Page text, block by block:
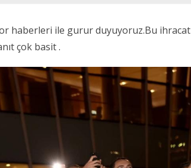
haberleri ile gurur duyuyoruz.Bu ihracat
çok basit .